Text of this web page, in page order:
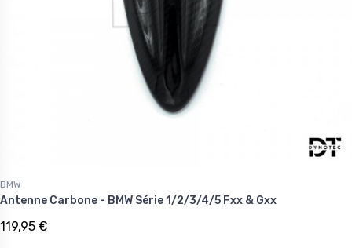
BMW
Antenne Carbone - BMW Série 1/2/3/4/5 Fxx & Gxx
119,95 €